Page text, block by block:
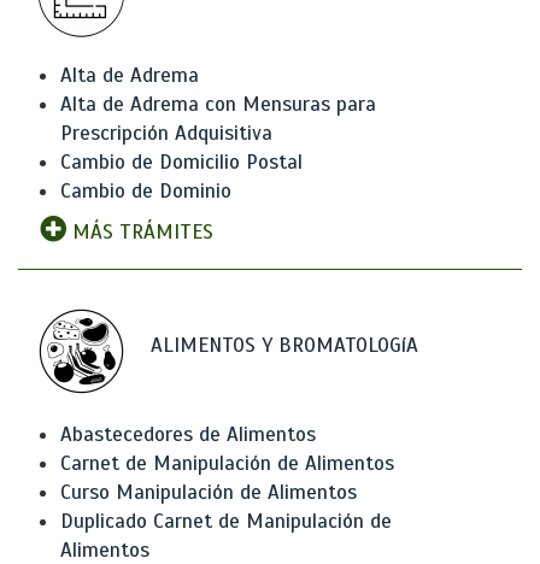
Alta de Adrema
Alta de Adrema con Mensuras para
Prescripción Adquisitiva
Cambio de Domicilio Postal
Cambio de Dominio
MÁS TRÁMITES
ALIMENTOS Y BROMATOLOGíA
Abastecedores de Alimentos
Carnet de Manipulación de Alimentos
Curso Manipulación de Alimentos
Duplicado Carnet de Manipulación de
Alimentos